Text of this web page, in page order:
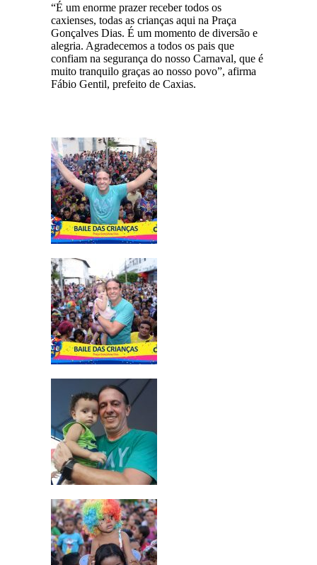
“É um enorme prazer receber todos os
caxienses, todas as crianças aqui na Praça
Gonçalves Dias. É um momento de diversão e
alegria. Agradecemos a todos os pais que
confiam na segurança do nosso Carnaval, que é
muito tranquilo graças ao nosso povo”, afirma
Fábio Gentil, prefeito de Caxias.